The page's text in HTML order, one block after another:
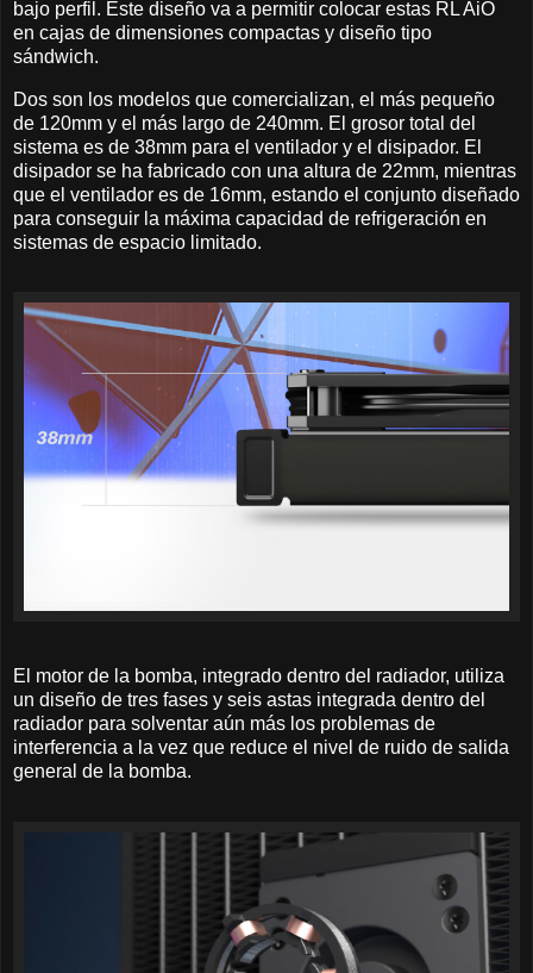
bajo perfil. Este diseño va a permitir colocar estas RL AiO
en cajas de dimensiones compactas y diseño tipo
sándwich.
Dos son los modelos que comercializan, el más pequeño
de 120mm y el más largo de 240mm. El grosor total del
sistema es de 38mm para el ventilador y el disipador. El
disipador se ha fabricado con una altura de 22mm, mientras
que el ventilador es de 16mm, estando el conjunto diseñado
para conseguir la máxima capacidad de refrigeración en
sistemas de espacio limitado.
El motor de la bomba, integrado dentro del radiador, utiliza
un diseño de tres fases y seis astas integrada dentro del
radiador para solventar aún más los problemas de
interferencia a la vez que reduce el nivel de ruido de salida
general de la bomba.